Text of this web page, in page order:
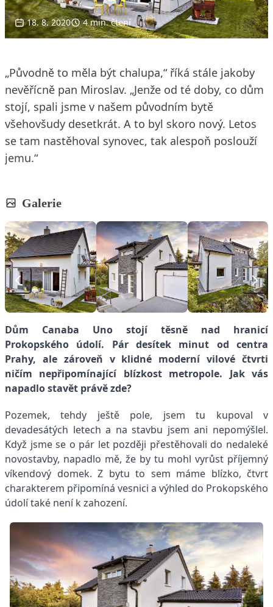
18. 8. 2020 4 min. čtení
„Původně to měla být chalupa,“ říká stále jakoby
nevěřícně pan Miroslav. „Jenže od té doby, co dům
stojí, spali jsme v našem původním bytě
všehovšudy desetkrát. A to byl skoro nový. Letos
se tam nastěhoval synovec, tak alespoň poslouží
jemu.“
Galerie
Dům Canaba Uno stojí těsně nad hranicí
Prokopského údolí. Pár desítek minut od centra
Prahy, ale zároveň v klidné moderní vilové čtvrti
ničím nepřipomínající blízkost metropole. Jak vás
napadlo stavět právě zde?
Pozemek, tehdy ještě pole, jsem tu kupoval v
devadesátých letech a na stavbu jsem ani nepomýšlel.
Když jsme se o pár let později přestěhovali do nedaleké
novostavby, napadlo mě, že by tu mohl vyrůst příjemný
víkendový domek. Z bytu to sem máme blízko, čtvrť
charakterem připomíná vesnici a výhled do Prokopského
údolí také není k zahození.